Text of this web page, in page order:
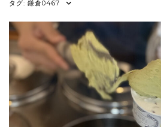
タグ: 鎌倉0467